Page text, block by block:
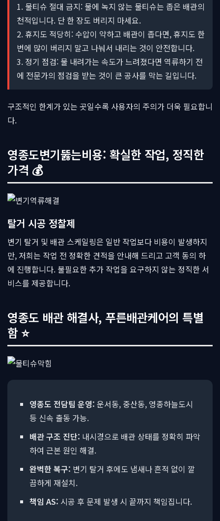
1. 물티슈 절대 금지: 물에 녹지 않는 물티슈는 좁은 배관의
천적입니다. 단 한 장도 버리지 마세요.
2. 휴지도 적당히: 수압이 약하고 배관이 좁다면, 휴지도 한
번에 많이 버리지 말고 나눠서 내리는 것이 안전합니다.
3. 정기 점검: 물 내려가는 속도가 느려졌다면 역류하기 전
에 전문가의 점검을 받는 것이 큰 공사를 막는 길입니다.
구조적인 한계가 있는 곳일수록 사용자의 주의가 더욱 필요합니
다.
영종도변기뚫는비용: 확실한 작업, 정직한
가격 💰
탈거 시공 정찰제
변기 탈거 및 배관 스케일링은 일반 작업보다 비용이 발생하지
만, 저희는 작업 전 정확한 견적을 안내해 드리고 고객 동의 하
에 진행합니다. 불필요한 추가 작업을 요구하지 않는 정직한 서
비스를 제공합니다.
영종도 배관 해결사, 푸른배관케어의 특별
함 ⭐
영종도 전담팀 운영: 운서동, 중산동, 영종하늘도시
등 신속 출동 가능.
배관 구조 진단: 내시경으로 배관 상태를 정확히 파악
하여 근본 원인 해결.
완벽한 복구: 변기 탈거 후에도 냄새나 흔적 없이 깔
끔하게 재설치.
책임 AS: 시공 후 문제 발생 시 끝까지 책임집니다.